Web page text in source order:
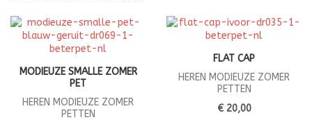
MODIEUZE SMALLE ZOMER
PET
HEREN MODIEUZE ZOMER
PETTEN
FLAT CAP
HEREN MODIEUZE ZOMER
PETTEN
€ 20,00